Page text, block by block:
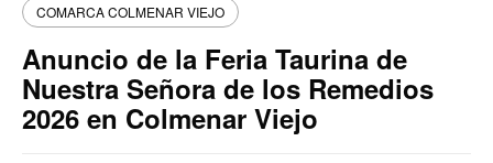
COMARCA COLMENAR VIEJO
Anuncio de la Feria Taurina de
Nuestra Señora de los Remedios
2026 en Colmenar Viejo